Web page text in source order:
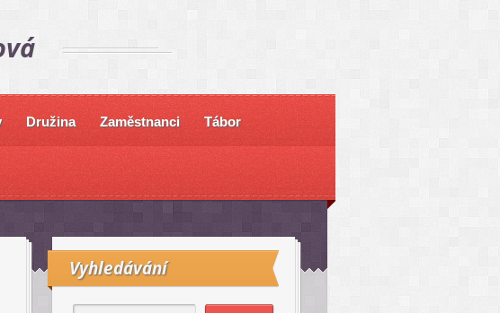
Družina Zaměstnanci Tábor
Vyhledávání